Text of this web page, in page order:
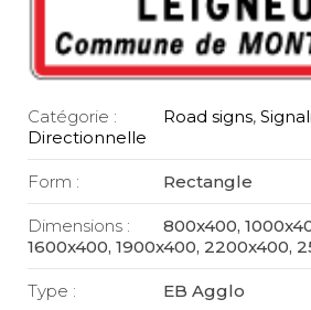
Catégorie : Road signs,
Directionnelle
Form : Rectangle
Dimensions :
800x400,
1600x400, 1900x400, 2200x400,
Type : EB Agglo